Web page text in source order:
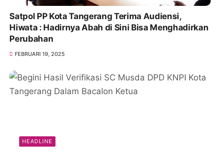
Satpol PP Kota Tangerang Terima Audiensi,
Hiwata : Hadirnya Abah di Sini Bisa Menghadirkan
Perubahan
FEBRUARI 19, 2025
HEADLINE